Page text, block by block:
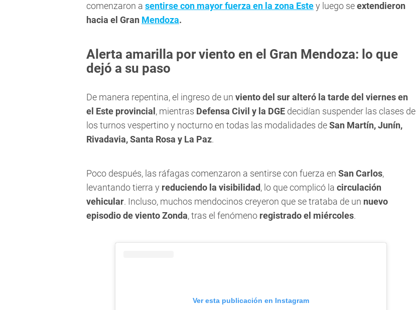
comenzaron a sentirse con mayor fuerza en la zona Estey luego seextendieron
hacia el Gran Mendoza.
Alerta amarilla por viento en el Gran Mendoza: lo que
dejó a su paso
De manera repentina, el ingreso de un viento del sur alteró la tarde del viernes en
el Este provincial , mientras Defensa Civil y la DGE decidían suspender las clases de
los turnos vespertino y nocturno en todas las modalidades deSan Martín, Junín,
Rivadavia, Santa Rosa y La Paz.
Poco después, las ráfagas comenzaron a sentirse con fuerza en San Carlos,
levantando tierra y reduciendo la visibilidad, lo que complicó la circulación
vehicular. Incluso, muchos mendocinos creyeron que se trataba de un nuevo
episodio de viento Zonda, tras el fenómeno registrado el miércoles.
Ver esta publicación en Instagram